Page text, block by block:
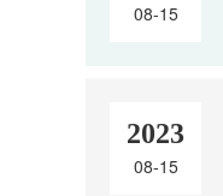
08-15
2023
08-15